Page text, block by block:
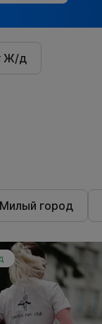
Ж/д
город